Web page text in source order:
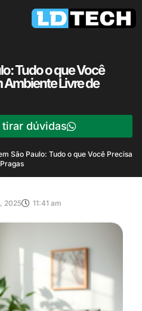
Tudo o que Você
Ambiente Livre de
dúvidas
São Paulo: Tudo o que Você Precisa
2025 11:41 am